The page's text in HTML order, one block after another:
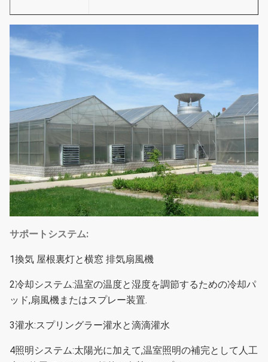
サポートシステム:
1換気 屋根裏灯と横窓 排気扇風機
2冷却システム:温室の温度と湿度を調節するための冷却パ
ッド,扇風機またはスプレー装置.
3灌水:スプリングラー灌水と滴滴灌水
4照明システム:太陽光に加えて,温室照明の補完として人工